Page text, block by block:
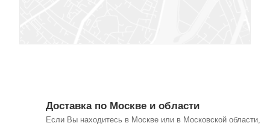
Доставка по Москве и области
Если Вы находитесь в Москве или в Московской области,